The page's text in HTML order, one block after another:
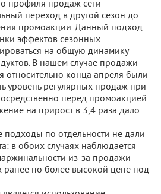
профиля продаж сети
переход в другой сезон до
промоакции. Данный подход
эффектов сезонных
на общую динамику
В нашем случае продажи
относительно конца апреля были
уровень регулярных продаж при
перед промоакцией
на прирост в 3,4 раза дало
по отдельности не дали
в обоих случаях наблюдается
из-за продажи
ранее по более высокой цене под